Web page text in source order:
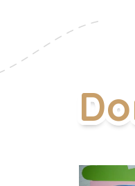
เสียอีกค่ะ ความ
ก หากเราพบ
ษย์ตัวโต ๆ
ราควรรู้สึกดีใจ